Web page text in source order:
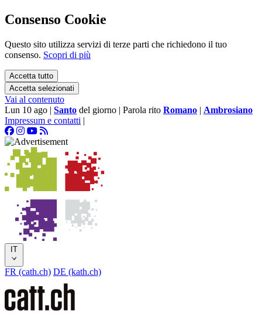
Consenso Cookie
Questo sito utilizza servizi di terze parti che richiedono il tuo
consenso. Scopri di più
Accetta tutto
Accetta selezionati
Vai al contenuto
Lun 10 ago | Santo del giorno | Parola rito Romano | Ambrosiano
Impressum e contatti |
IT
FR (cath.ch) DE (kath.ch)